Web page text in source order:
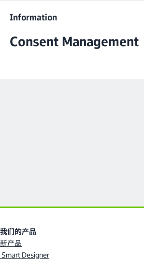
Information
Consent Management
我们的产品
新产品
Smart Designer